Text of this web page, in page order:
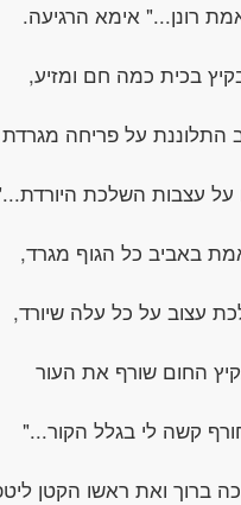
רונן..." אימא הרגיעה.
בכית כמה חם ומזיע,
התלוננת על פריחה מגרדת
על עצבות השלכת
באביב כל הגוף מגרד,
עצוב על כל עלה שיורד,
החום שורף את העור
קשה לי בגלל הקור..."
ברוך ואת ראשו הקטן